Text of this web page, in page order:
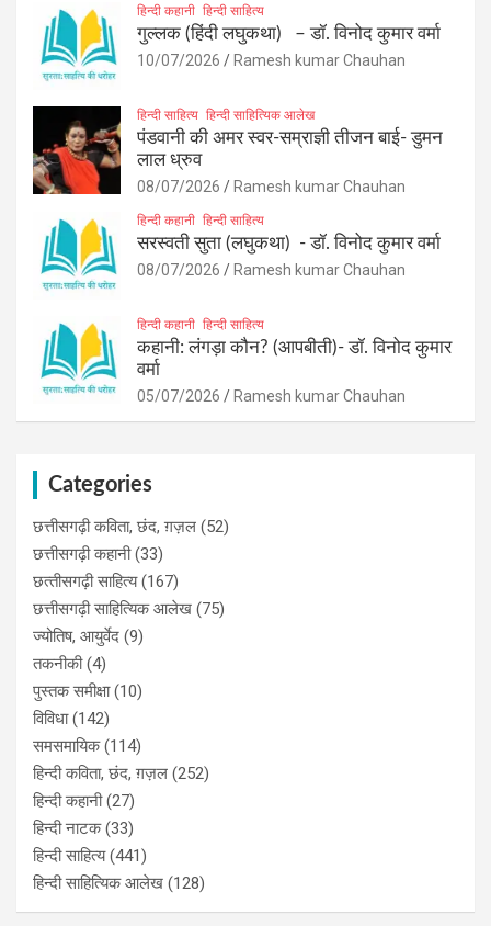
हिन्दी कहानी हिन्दी साहित्य
गुल्लक (हिंदी लघुकथा) – डॉ. विनोद कुमार वर्मा
10/07/2026 Ramesh kumar Chauhan
हिन्दी साहित्य हिन्दी साहित्यिक आलेख
पंडवानी की अमर स्वर-सम्राज्ञी तीजन बाई- डुमन
लाल ध्रुव
08/07/2026 Ramesh kumar Chauhan
हिन्दी कहानी हिन्दी साहित्य
सरस्वती सुता (लघुकथा) ​- डॉ. विनोद कुमार वर्मा
08/07/2026 Ramesh kumar Chauhan
हिन्दी कहानी हिन्दी साहित्य
कहानी: लंगड़ा कौन? (आपबीती)​- डॉ. विनोद कुमार
वर्मा
05/07/2026 Ramesh kumar Chauhan
Categories
छत्तीसगढ़ी कविता, छंद, ग़ज़ल (52)
छत्तीसगढ़ी कहानी(33)
छत्‍तीसगढ़ी साहित्‍य(167)
छत्तीसगढ़ी साहित्यिक आलेख (75)
ज्योतिष, आयुर्वेद (9)
तकनीकी(4)
पुस्‍तक समीक्षा(10)
विविधा(142)
समसमायिक(114)
हिन्दी कविता, छंद, ग़ज़ल (252)
हिन्दी कहानी(27)
हिन्‍दी नाटक(33)
हिन्दी साहित्य(441)
हिन्दी साहित्यिक आलेख (128)